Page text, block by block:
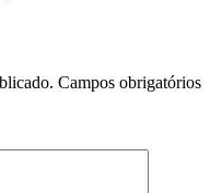
Campos obrigatórios